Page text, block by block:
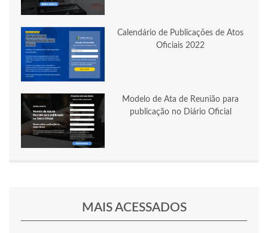
Calendário de Publicações de Atos
Oficiais 2022
Modelo de Ata de Reunião para
publicação no Diário Oficial
MAIS ACESSADOS